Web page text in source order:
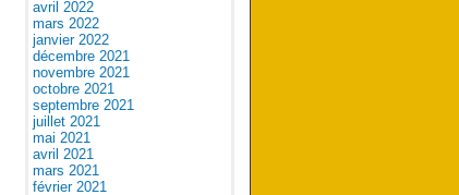
avril 2022
mars 2022
janvier 2022
décembre 2021
novembre 2021
octobre 2021
septembre 2021
juillet 2021
mai 2021
avril 2021
mars 2021
février 2021